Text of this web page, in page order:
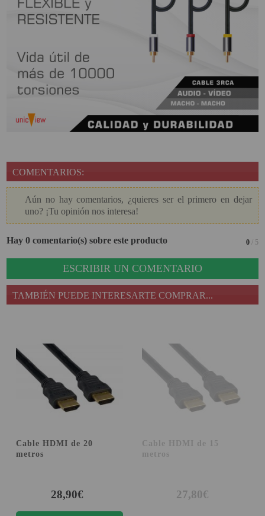
COMENTARIOS:
Aún no hay comentarios, ¿quieres ser el primero en dejar
uno? ¡Tu opinión nos interesa!
Hay 0 comentario(s) sobre este producto 0/ 5
ESCRIBIR UN COMENTARIO
TAMBIÉN PUEDE INTERESARTE COMPRAR...
Cable HDMI de 20
metros
28,90€
Cable HDMI de 15
metros
27,80€